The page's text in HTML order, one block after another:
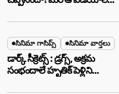
సినిమా గాసిప్స్ సినిమా వార్తలు
డార్క్ సీక్రెట్స్ : డ్రగ్స్, అక్రమ
సంభందాలే హృతిక్ పెళ్లిని